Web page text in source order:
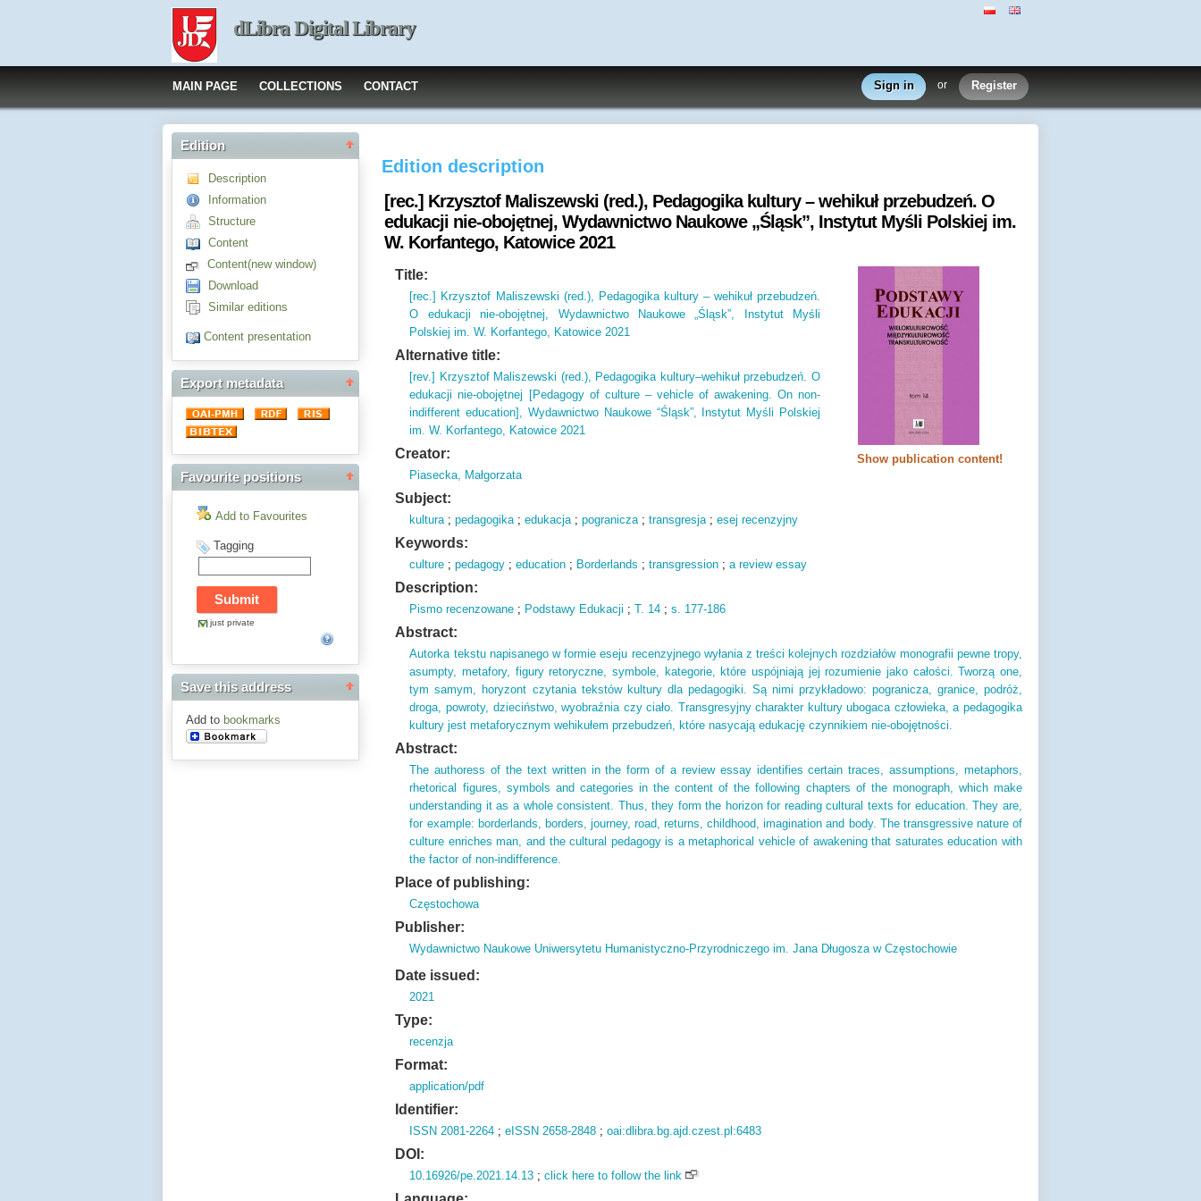
dLibra Digital Library
MAIN PAGE COLLECTIONS CONTACT Sign in or Register
Edition
Description
Information
Structure
Content
Content(new window)
Download
Similar editions
Content presentation
Export metadata
Favourite positions
Add to Favourites
Tagging
just private
Save this address
Add to bookmarks
Edition description
[rec.] Krzysztof Maliszewski (red.), Pedagogika kultury – wehikuł przebudzeń. O
edukacji nie-obojętnej, Wydawnictwo Naukowe „Śląsk”, Instytut Myśli Polskiej im.
W. Korfantego, Katowice 2021
Show publication content!
Title:
[rec.] Krzysztof Maliszewski (red.), Pedagogika kultury – wehikuł przebudzeń.
O edukacji nie-obojętnej, Wydawnictwo Naukowe „Śląsk”, Instytut Myśli
Polskiej im. W. Korfantego, Katowice 2021
Alternative title:
[rev.] Krzysztof Maliszewski (red.), Pedagogika kultury–wehikuł przebudzeń. O
edukacji nie-obojętnej [Pedagogy of culture – vehicle of awakening. On non-
indifferent education], Wydawnictwo Naukowe “Śląsk”, Instytut Myśli Polskiej
im. W. Korfantego, Katowice 2021
Creator:
Piasecka, Małgorzata
Subject:
kultura;pedagogika;edukacja;pogranicza;transgresja;esej recenzyjny
Keywords:
culture ;pedagogy ;education ; Borderlands ;transgression ;a review essay
Description:
Pismo recenzowane ; Podstawy Edukacji ;T. 14 ;s. 177-186
Abstract:
Autorka tekstu napisanego w formie eseju recenzyjnego wyłania z treści kolejnych rozdziałów monografii pewne tropy,
asumpty, metafory, figury retoryczne, symbole, kategorie, które uspójniają jej rozumienie jako całości. Tworzą one,
tym samym, horyzont czytania tekstów kultury dla pedagogiki. Są nimi przykładowo: pogranicza, granice, podróż,
droga, powroty, dzieciństwo, wyobraźnia czy ciało. Transgresyjny charakter kultury ubogaca człowieka, a pedagogika
kultury jest metaforycznym wehikułem przebudzeń, które nasycają edukację czynnikiem nie-obojętności.
Abstract:
The authoress of the text written in the form of a review essay identifies certain traces, assumptions, metaphors,
rhetorical figures, symbols and categories in the content of the following chapters of the monograph, which make
understanding it as a whole consistent. Thus, they form the horizon for reading cultural texts for education. They are,
for example: borderlands, borders, journey, road, returns, childhood, imagination and body. The transgressive nature of
culture enriches man, and the cultural pedagogy is a metaphorical vehicle of awakening that saturates education with
the factor of non-indifference.
Place of publishing:
Częstochowa
Publisher:
Wydawnictwo Naukowe Uniwersytetu Humanistyczno-Przyrodniczego im. Jana Długosza w Częstochowie
Date issued:
2021
Type:
recenzja
Format:
application/pdf
Identifier:
ISSN 2081-2264 ;eISSN 2658-2848 ;oai:dlibra.bg.ajd.czest.pl:6483
DOI:
10.16926/pe.2021.14.13 ;click here to follow the link